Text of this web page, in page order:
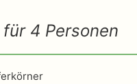
4 Personen